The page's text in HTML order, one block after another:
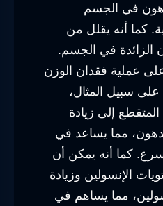
في الجسم
كما أنه يقلل من
الزائدة في الجسم.
عملية فقدان الوزن
سبيل المثال،
إلى زيادة
مما يساعد في
كما أنه يمكن أن
الإنسولين وزيادة
مما يساهم في